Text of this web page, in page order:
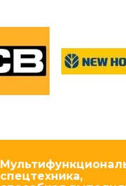
спецтехника,